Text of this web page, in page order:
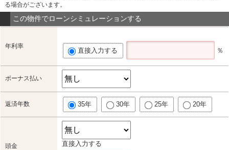
る場合がございます。
この物件でローンシミュレーションする
年利率
直接入力する ％
ボーナス払い
返済年数 35年 30年 25年 20年
頭金 直接入力する